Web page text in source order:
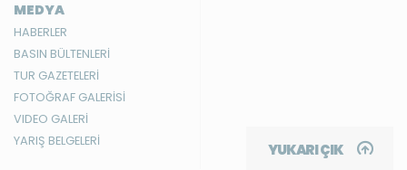
MEDYA
HABERLER
BASIN BÜLTENLERİ
TUR GAZETELERİ
FOTOĞRAF GALERİSİ
VIDEO GALERİ
YARIŞ BELGELERİ
YUKARI ÇIK